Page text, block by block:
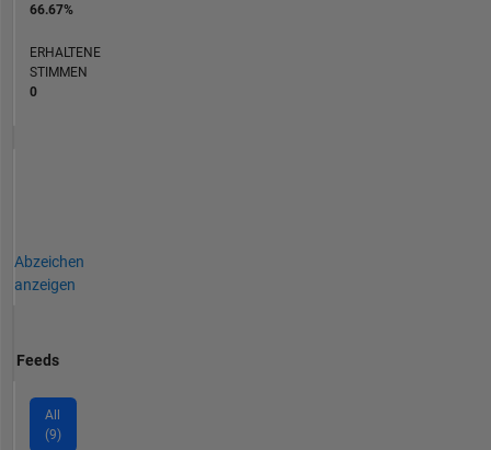
66.67%
ERHALTENE
STIMMEN
0
Abzeichen
anzeigen
Feeds
All
(9)